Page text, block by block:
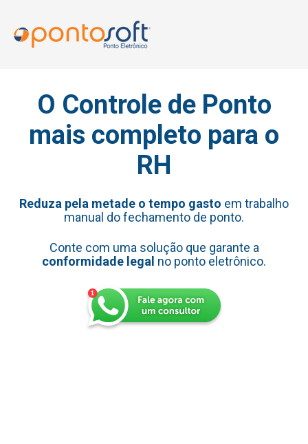
O Controle de Ponto
mais completo para o
RH
Reduza pela metade o tempo gasto em trabalho
manual do fechamento de ponto.
Conte com uma solução que garante a
conformidade legal no ponto eletrônico.